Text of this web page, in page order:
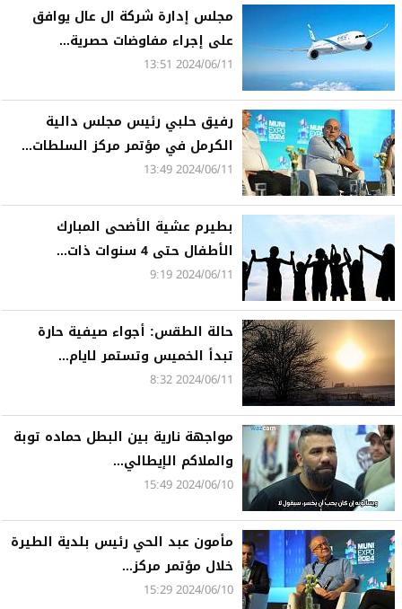
مجلس إدارة شركة ال عال يوافق
على إجراء مفاوضات حصرية...
2024/06/11 13:51
رفيق حلبي رئيس مجلس دالية
الكرمل في مؤتمر مركز السلطات...
2024/06/11 13:49
بطيرم عشية الأضحى المبارك
الأطفال حتى 4 سنوات ذات...
2024/06/11 9:19
حالة الطقس: أجواء صيفية حارة
تبدأ الخميس وتستمر لايام...
2024/06/11 8:32
مواجهة نارية بين البطل حماده توبة
والملاكم الإيطالي...
2024/06/10 15:49
مأمون عبد الحي رئيس بلدية الطيرة
خلال مؤتمر مركز...
2024/06/10 15:29